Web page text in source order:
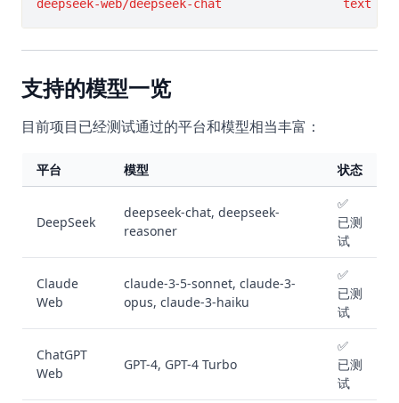
支持的模型一览
目前项目已经测试通过的平台和模型相当丰富：
平台 模型 状态
DeepSeek
deepseek-chat, deepseek-
reasoner
✅
已测
试
Claude
Web
claude-3-5-sonnet, claude-3-
opus, claude-3-haiku
✅
已测
试
ChatGPT
Web
GPT-4, GPT-4 Turbo
✅
已测
试